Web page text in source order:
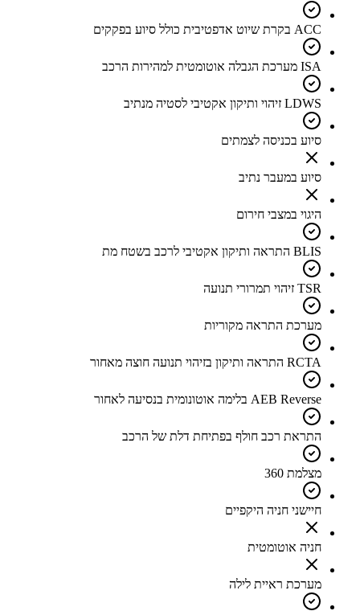
ACC בקרת שיוט אדפטיבית כולל סיוע בפקקים
ISA מערכת הגבלה אוטומטית למהירות הרכב
LDWS זיהוי ותיקון אקטיבי לסטיה מנתיב
סיוע בכניסה לצמתים
סיוע במעבר נתיב
היגוי במצבי חירום
BLIS התראה ותיקון אקטיבי לרכב בשטח מת
TSR זיהוי תמרורי תנועה
מערכת התראה מקוריות
RCTA התראה ותיקון בזיהוי תנועה חוצה מאחור
AEB Reverse בלימה אוטונומית בנסיעה לאחור
התראת רכב חולף בפתיחת דלת של הרכב
מצלמת 360
חיישני חניה היקפיים
חניה אוטומטית
מערכת ראיית לילה